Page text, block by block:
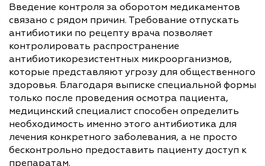
Введение контроля за оборотом медикаментов
связано с рядом причин. Требование отпускать
антибиотики по рецепту врача позволяет
контролировать распространение
антибиотикорезистентных микроорганизмов,
которые представляют угрозу для общественного
здоровья. Благодаря выписке специальной формы
только после проведения осмотра пациента,
медицинский специалист способен определить
необходимость именно этого антибиотика для
лечения конкретного заболевания, а не просто
бесконтрольно предоставить пациенту доступ к
препаратам.